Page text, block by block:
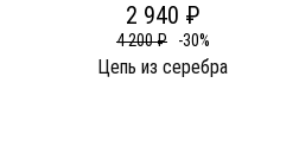
2 940 ₽
4 200 ₽ -30%
Цепь из серебра